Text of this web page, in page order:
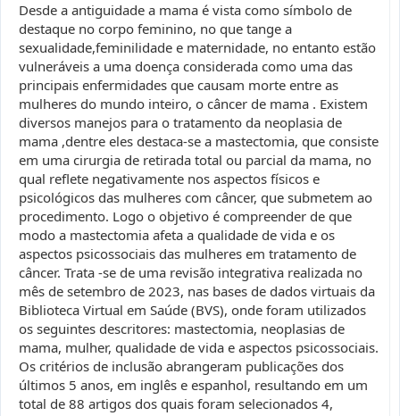
Desde a antiguidade a mama é vista como símbolo de
destaque no corpo feminino, no que tange a
sexualidade,feminilidade e maternidade, no entanto estão
vulneráveis a uma doença considerada como uma das
principais enfermidades que causam morte entre as
mulheres do mundo inteiro, o câncer de mama . Existem
diversos manejos para o tratamento da neoplasia de
mama ,dentre eles destaca-se a mastectomia, que consiste
em uma cirurgia de retirada total ou parcial da mama, no
qual reflete negativamente nos aspectos físicos e
psicológicos das mulheres com câncer, que submetem ao
procedimento. Logo o objetivo é compreender de que
modo a mastectomia afeta a qualidade de vida e os
aspectos psicossociais das mulheres em tratamento de
câncer. Trata -se de uma revisão integrativa realizada no
mês de setembro de 2023, nas bases de dados virtuais da
Biblioteca Virtual em Saúde (BVS), onde foram utilizados
os seguintes descritores: mastectomia, neoplasias de
mama, mulher, qualidade de vida e aspectos psicossociais.
Os critérios de inclusão abrangeram publicações dos
últimos 5 anos, em inglês e espanhol, resultando em um
total de 88 artigos dos quais foram selecionados 4,